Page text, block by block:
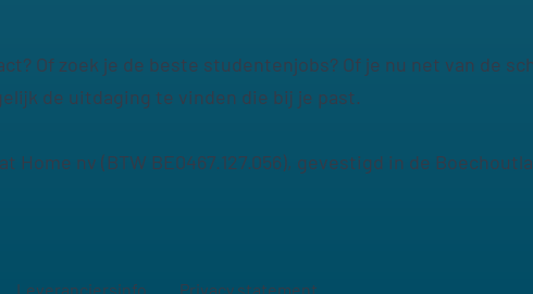
Leveranciersinfo Privacy statement
Of zoek je de beste studentenjobs? Of je nu net van de
de uitdaging te vinden die bij je past.
Home nv (BTW BE0467.127.056), gevestigd in de